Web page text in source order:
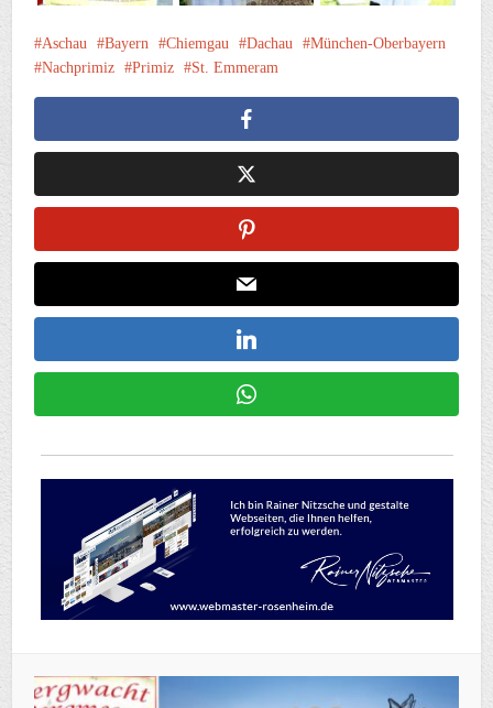
Aschau Bayern Chiemgau Dachau
München-Oberbayern
Nachprimiz
Primiz St. Emmeram